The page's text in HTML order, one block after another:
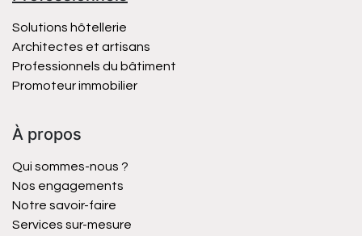
Solutions hôtellerie
Architectes et artisans
Professionnels du bâtiment
Promoteur immobilier
À propos
Qui sommes-nous ?
Nos engagements
Notre savoir-faire
Services sur-mesure